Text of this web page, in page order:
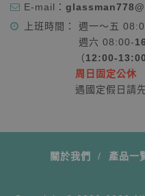
E-mail：
上班時間： 週一～五
週六 08:00-
（12:00-
周日固定公休
遇國定假日請先電
關於我們 產品一